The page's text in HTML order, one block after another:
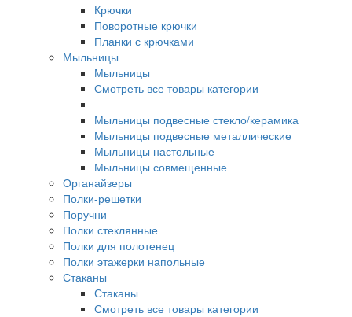
Крючки
Поворотные крючки
Планки с крючками
Мыльницы
Мыльницы
Смотреть все товары категории
Мыльницы подвесные стекло/керамика
Мыльницы подвесные металлические
Мыльницы настольные
Мыльницы совмещенные
Органайзеры
Полки-решетки
Поручни
Полки стеклянные
Полки для полотенец
Полки этажерки напольные
Стаканы
Стаканы
Смотреть все товары категории